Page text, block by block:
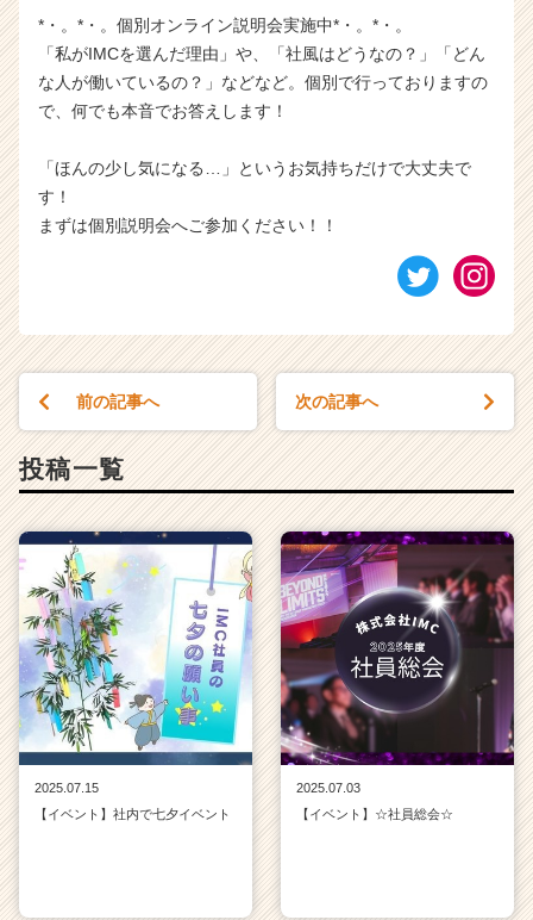
*・。*・。個別オンライン説明会実施中*・。*・。
「私がIMCを選んだ理由」や、「社風はどうなの？」「どん
な人が働いているの？」などなど。個別で行っておりますの
で、何でも本音でお答えします！
「ほんの少し気になる…」というお気持ちだけで大丈夫で
す！
まずは個別説明会へご参加ください！！
前の記事へ 次の記事へ
投稿一覧
2025.07.15
【イベント】社内で七夕イベント
2025.07.03
【イベント】☆社員総会☆